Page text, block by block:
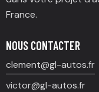
France.
NOUS CONTACTER
clement@gl-autos.fr
victor@gl-autos.fr